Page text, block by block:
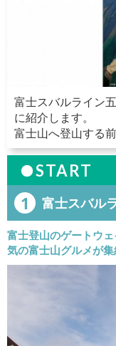
富士スバルライン
に紹介します。
富士山へ登山する
START
1 富士スバル
富士登山のゲートウ
気の富士山グルメが